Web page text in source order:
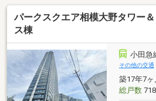
～～～～～～～インターネッ
きない物件や未公開物件・自
パークスクエア相模大野タワー
ス棟
小田急
その他の交通
築17年7
総戸数